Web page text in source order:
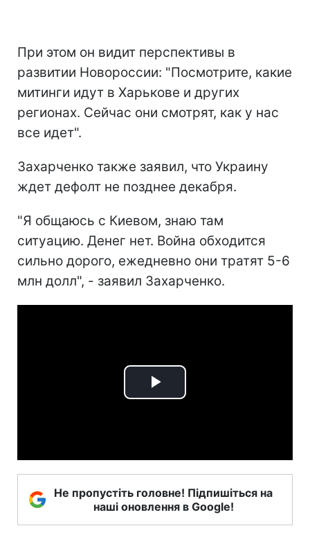
При этом он видит перспективы в
развитии Новороссии: "Посмотрите, какие
митинги идут в Харькове и других
регионах. Сейчас они смотрят, как у нас
все идет".
Захарченко также заявил, что Украину
ждет дефолт не позднее декабря.
"Я общаюсь с Киевом, знаю там
ситуацию. Денег нет. Война обходится
сильно дорого, ежедневно они тратят 5-6
млн долл", - заявил Захарченко.
Play
Не пропустіть головне! Підпишіться на
наші оновлення в Google!